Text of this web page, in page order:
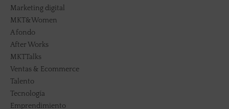
Marketing digital
MKT&Women
A fondo
After Works
MKTTalks
Ventas & Ecommerce
Talento
Tecnología
Emprendimiento